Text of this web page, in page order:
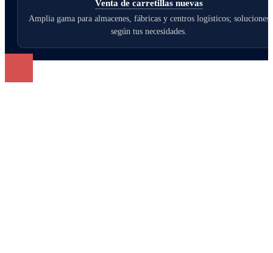
Venta de carretillas nuevas
Amplia gama para almacenes, fábricas y centros logísticos; soluciones
según tus necesidades.